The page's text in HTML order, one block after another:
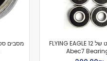
מסבים סט של 12 FLYING EAGLE
Abec7